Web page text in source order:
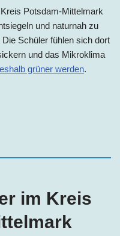
Kreis Potsdam-Mittelmark
und naturnah zu
Schüler fühlen sich dort
und das Mikroklima
grüner werden.
im Kreis